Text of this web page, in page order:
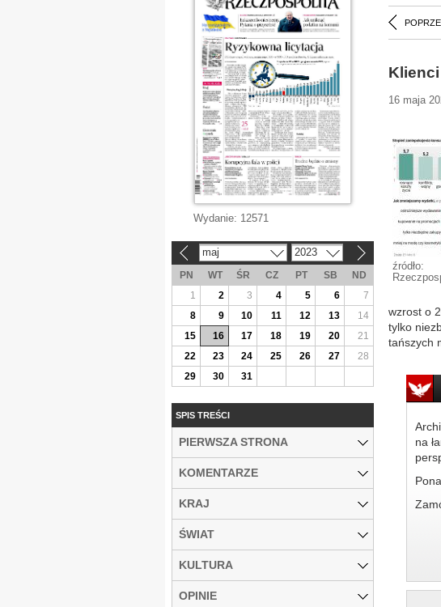
16 maja
źródło:
wzrost o
tylko
tańszych
na
Wydanie: 12571
maj 2023
PN WT ŚR CZ PT SB
ND
1
2 3 4 5 6
7
8
9 10 11 12 13
14
15
16 17 18 19 20
21
22
23 24 25 26 27
28
29
30 31
SPIS TREŚCI
PIERWSZA STRONA
KOMENTARZE
KRAJ
ŚWIAT
KULTURA
OPINIE